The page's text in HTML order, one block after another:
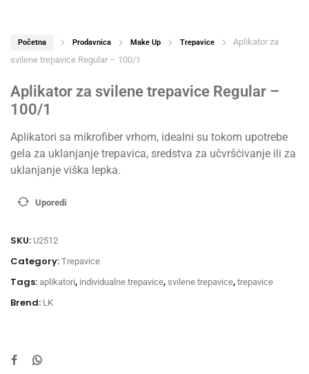
Početna Prodavnica Make Up Trepavice
Aplikator za
svilene trepavice Regular – 100/1
Aplikator za svilene trepavice Regular –
100/1
Aplikatori sa mikrofiber vrhom, idealni su tokom upotrebe
gela za uklanjanje trepavica, sredstva za učvršćivanje ili za
uklanjanje viška lepka.
Uporedi
SKU: U2512
Category: Trepavice
Tags: aplikatori, individualne trepavice, svilene trepavice, trepavice
Brend: LK